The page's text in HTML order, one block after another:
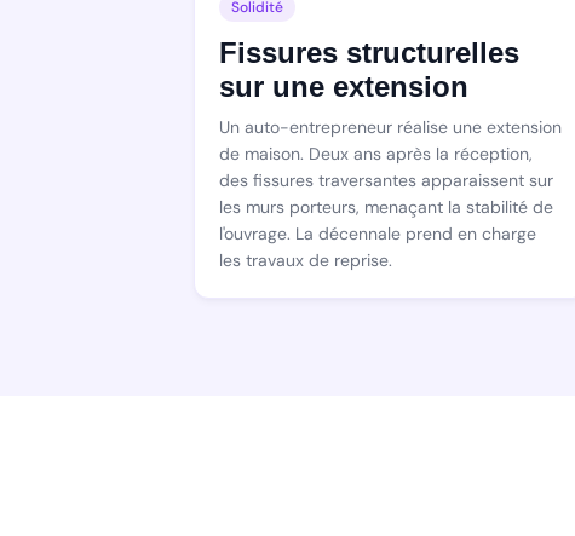
Solidité
Fissures structurelles
sur une extension
Un auto-entrepreneur réalise une extension
de maison. Deux ans après la réception,
des fissures traversantes apparaissent sur
les murs porteurs, menaçant la stabilité de
l'ouvrage. La décennale prend en charge
les travaux de reprise.